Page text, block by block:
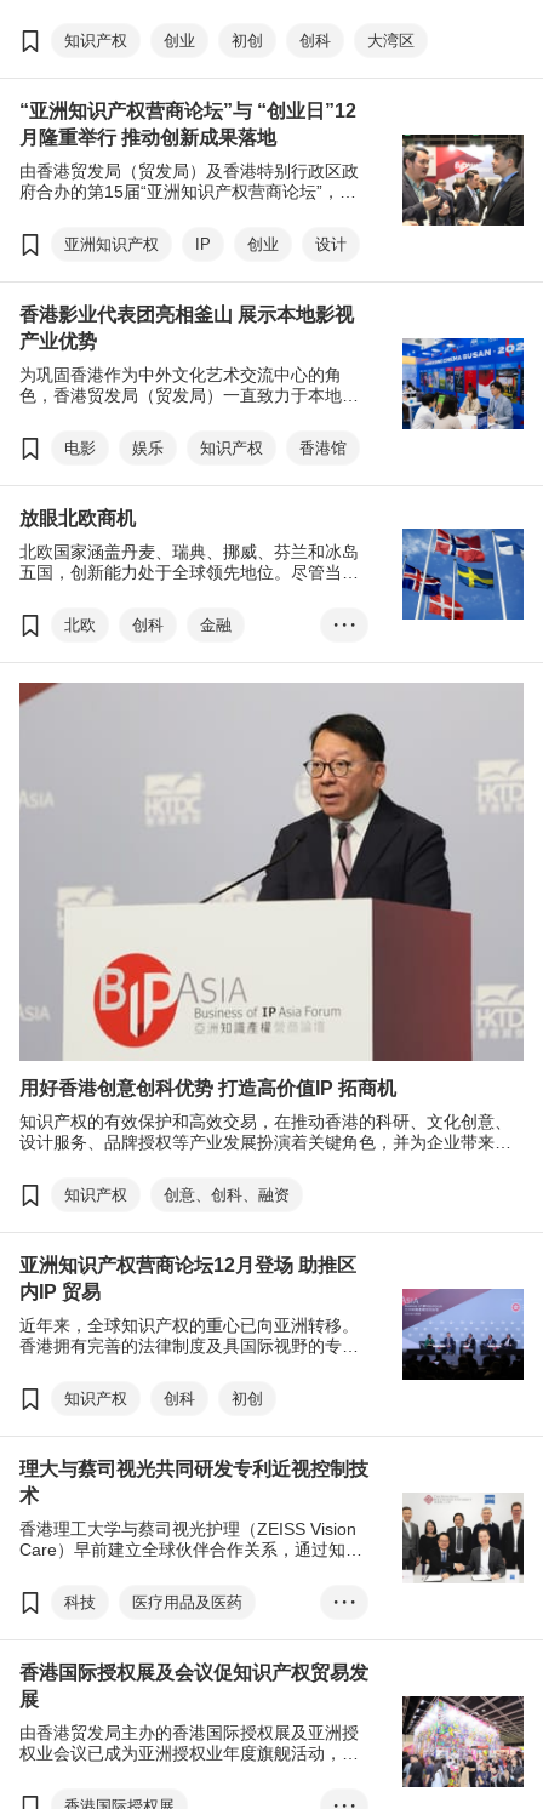
产权出海商业配对环节＂，助力中国内地企业＂出海＂，促进更多
国际交流合作。两项活动共汇聚逾180位讲者、超过420家参展商参
知识产权 创业 初创 创科 大湾区
“亚洲知识产权营商论坛”与 “创业日”12
月隆重举行 推动创新成果落地
由香港贸发局（贸发局）及香港特别行政区政
府合办的第15届“亚洲知识产权营商论坛”，以
日假香港会议展览中心举行。两大年度旗舰活
动汇聚来自环球创新企业、投资者、专业人士
心，共同推动及建设香港成为国际创新科技城
市。
亚洲知识产权 IP 创业 设计
香港影业代表团亮相釜山 展示本地影视
产业优势
为巩固香港作为中外文化艺术交流中心的角
色，香港贸发局（贸发局）一直致力于本地及
韩国釜山及日本东京等地的影视盛事，助本地
业界开拓海外机遇。＂Hong Kong Cinema @
成功向海外市场推广香港电影产业的优势，并
让本地与世界各地的电影业界增进合作交流。
电影 娱乐 知识产权 香港馆
放眼北欧商机
北欧国家涵盖丹麦、瑞典、挪威、芬兰和冰岛
五国，创新能力处于全球领先地位。尽管当地
化、拓展国际市场时遇到不少挑战。北欧五国
在创新科技、绿色能源、医疗健康等领域具备
北欧 创科
金融
物流
知识产权
• • •
用好香港创意创科优势 打造高价值IP 拓商机
知识产权的有效保护和高效交易，在推动香港的科研、文化创意、
设计服务、品牌授权等产业发展扮演着关键角色，并为企业带来新
洲知识产权营商论坛＂及＂创业日＂云集全球逾160位知识产权专家
与商界领袖共同探讨当今最热门的议题，包括政策、IP 融资、大湾
知识产权 创意、创科、融资
亚洲知识产权营商论坛12月登场 助推区
内IP 贸易
近年来，全球知识产权的重心已向亚洲转移。
香港拥有完善的法律制度及具国际视野的专业
促进区内知识产权贸易的发展。即将于12月举
行的「亚洲知识产权营商论坛」将汇聚世界各
一个与投资者及合作伙伴连系交流的平台。
知识产权 创科 初创
理大与蔡司视光共同研发专利近视控制技
术
香港理工大学与蔡司视光护理（ZEISS Vision
Care）早前建立全球伙伴合作关系，通过知识
专利近视控制镜片技术的影响力，并加速相关
产品的市场渗透。
科技
医疗用品及医药
知识产权
亚洲医疗健康高峰论坛
• • •
香港国际授权展及会议促知识产权贸易发
展
由香港贸发局主办的香港国际授权展及亚洲授
权业会议已成为亚洲授权业年度旗舰活动，两
全方位涵盖多个相关范畴，为与会者创造更多